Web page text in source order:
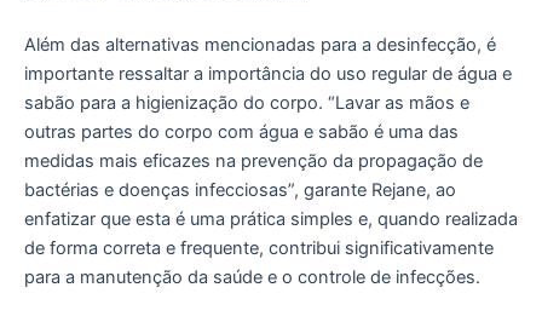
Além das alternativas mencionadas para a desinfecção, é
importante ressaltar a importância do uso regular de água e
sabão para a higienização do corpo. “Lavar as mãos e
outras partes do corpo com água e sabão é uma das
medidas mais eficazes na prevenção da propagação de
bactérias e doenças infecciosas”, garante Rejane, ao
enfatizar que esta é uma prática simples e, quando realizada
de forma correta e frequente, contribui significativamente
para a manutenção da saúde e o controle de infecções.